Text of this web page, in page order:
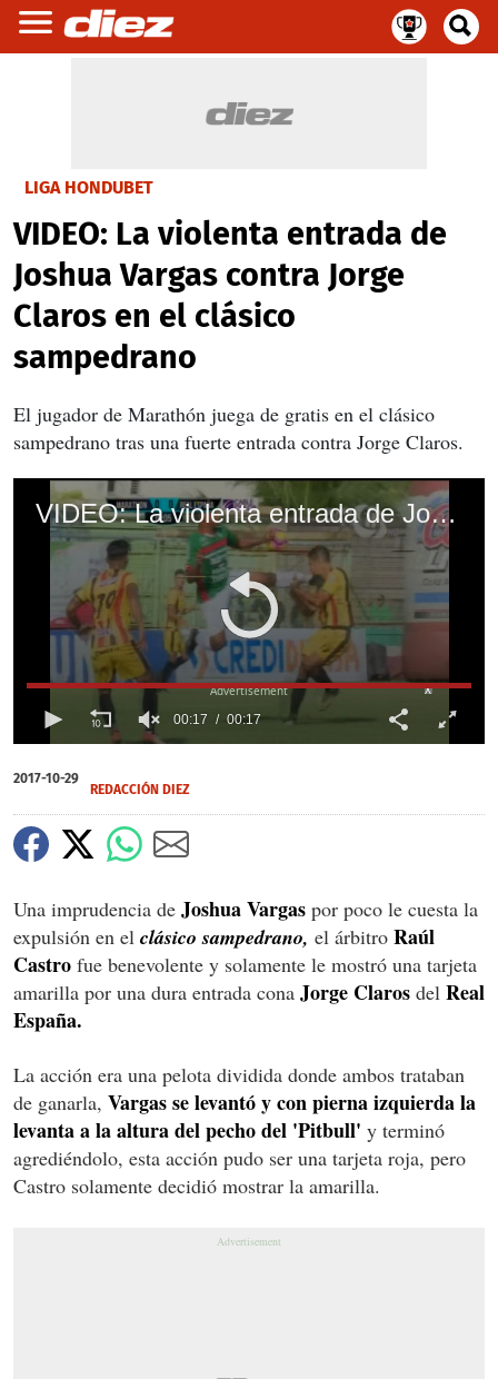
LIGA HONDUBET
VIDEO: La violenta entrada de
Joshua Vargas contra Jorge
Claros en el clásico
sampedrano
El jugador de Marathón juega de gratis en el clásico
sampedrano tras una fuerte entrada contra Jorge Claros.
VIDEO: La violenta entrada de Joshua Vargas contra Jorge Claros en el clásico sampedrano
of
17
00:17 00:17
X
2017-10-29
REDACCIÓN DIEZ
Una imprudencia de Joshua Vargas por poco le cuesta la
expulsión en el clásico sampedrano, el árbitro Raúl
Castro fue benevolente y solamente le mostró una tarjeta
amarilla por una dura entrada cona Jorge Claros del Real
España.
La acción era una pelota dividida donde ambos trataban
de ganarla, Vargas se levantó y con pierna izquierda la
levanta a la altura del pecho del 'Pitbull' y terminó
agrediéndolo, esta acción pudo ser una tarjeta roja, pero
Castro solamente decidió mostrar la amarilla.